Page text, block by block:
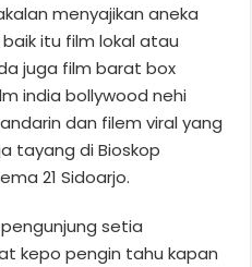
menyajikan aneka
itu film lokal atau
juga film barat box
india bollywood nehi
dan filem viral yang
tayang di Bioskop
21 Sidoarjo.
setia
kepo pengin tahu kapan